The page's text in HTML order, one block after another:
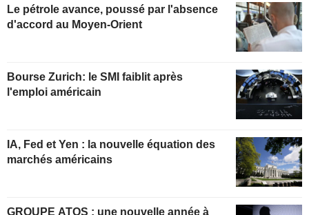
Le pétrole avance, poussé par l'absence
d'accord au Moyen-Orient
Bourse Zurich: le SMI faiblit après
l'emploi américain
IA, Fed et Yen : la nouvelle équation des
marchés américains
GROUPE ATOS : une nouvelle année à